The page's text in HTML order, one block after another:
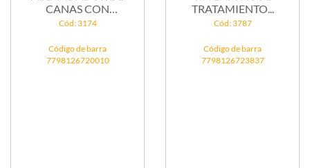
CANAS CON
EXTRACTO DE...
Cód: 3174
Código de barra
7798126720010
TRATAMIENTO...
Cód: 3787
Código de barra
7798126723837